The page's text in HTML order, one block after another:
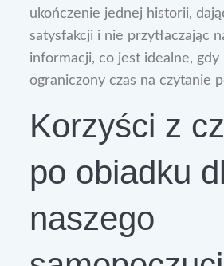
ukończenie jednej historii,
satysfakcji i nie przytłaczając
informacji, co jest idealne, gdy
ograniczony czas na czytanie
Korzyści z
po obiadku
naszego